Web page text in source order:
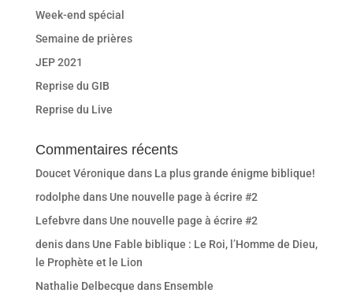
Week-end spécial
Semaine de prières
JEP 2021
Reprise du GIB
Reprise du Live
Commentaires récents
Doucet Véronique dans La plus grande énigme biblique!
rodolphe dans Une nouvelle page à écrire #2
Lefebvre dans Une nouvelle page à écrire #2
denisdans Une Fable biblique : Le Roi, l’Homme de Dieu,
le Prophète et le Lion
Nathalie Delbecque dans Ensemble